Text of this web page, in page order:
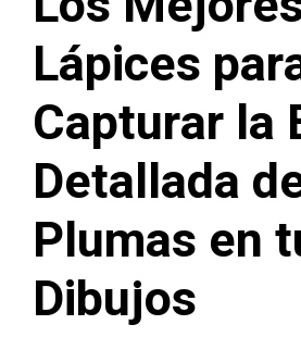
Lápices
Capturar la
Detallada
Plumas en
Dibujos